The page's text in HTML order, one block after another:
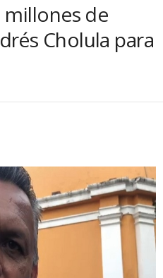
millones de
Cholula para